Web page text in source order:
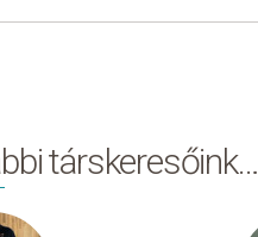
társkeresőink…